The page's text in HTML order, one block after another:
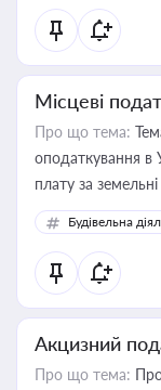
Місцеві
Про що тема:
оподаткування в
Будівельна
Акцизний
Про що тема: